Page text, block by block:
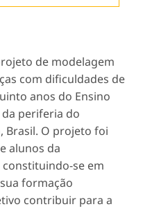
de modelagem
com dificuldades de
anos do Ensino
periferia do
Brasil. O projeto foi
alunos da
se em
formação
contribuir para a